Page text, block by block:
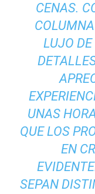
CENAS.
LUJO DE
UNAS
QUE LOS
EN
SEPAN